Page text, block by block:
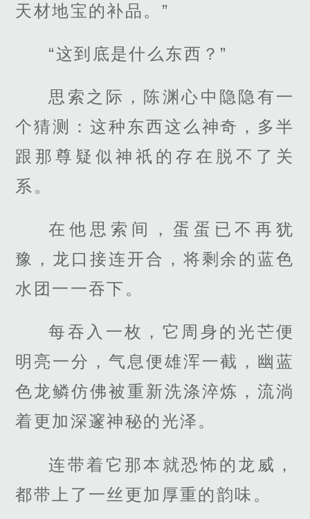
天材地宝的补品。”
“这到底是什么东西？”
思索之际，陈渊心中隐隐有一
个猜测：这种东西这么神奇，多半
跟那尊疑似神祇的存在脱不了关
系。
在他思索间，蛋蛋已不再犹
豫，龙口接连开合，将剩余的蓝色
水团一一吞下。
每吞入一枚，它周身的光芒便
明亮一分，气息便雄浑一截，幽蓝
色龙鳞仿佛被重新洗涤淬炼，流淌
着更加深邃神秘的光泽。
连带着它那本就恐怖的龙威，
都带上了一丝更加厚重的韵味。